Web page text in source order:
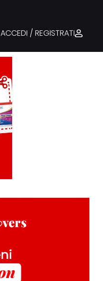
ACCEDI / REGISTRATI